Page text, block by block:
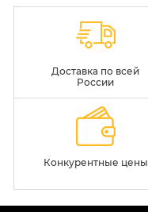
Доставка по всей
России
Конкурентные цены